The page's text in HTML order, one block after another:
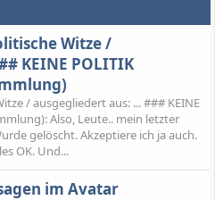
Witze /
KEINE POLITIK
/ ausgegliedert aus: ... ### KEINE
Also, Leute.. mein letzter
gelöscht. Akzeptiere ich ja auch.
OK. Und...
im Avatar